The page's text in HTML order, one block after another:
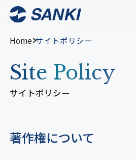
Home サイトポリシー
サイトポリシー
著作権について